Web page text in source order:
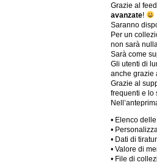
Grazie al
avanzate!
Saranno
Per un
non sarà
Sarà come
Gli utenti di
anche grazie
Grazie al
frequenti e lo
• Elenco
•
• Dati di
• Valore di
• File di